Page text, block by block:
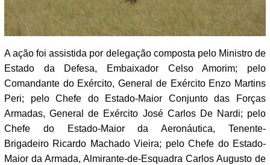
A ação foi assistida por delegação composta pelo Ministro de
Estado da Defesa, Embaixador Celso Amorim; pelo
Comandante do Exército, General de Exército Enzo Martins
Peri; pelo Chefe do Estado-Maior Conjunto das Forças
Armadas, General de Exército José Carlos De Nardi; pelo
Chefe do Estado-Maior da Aeronáutica, Tenente-
Brigadeiro Ricardo Machado Vieira; pelo Chefe do Estado-
Maior da Armada, Almirante-de-Esquadra Carlos Augusto de